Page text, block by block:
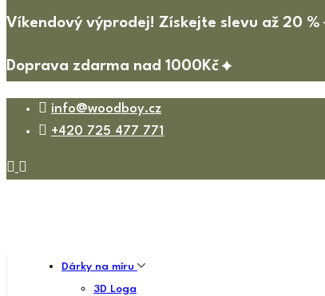
Víkendový výprodej! Získejte slevu až 20 %
Doprava zdarma nad 1000Kč
info@woodboy.cz
+420 725 477 771
Dárky na míru
3D Loga